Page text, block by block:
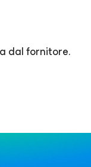
dal fornitore.